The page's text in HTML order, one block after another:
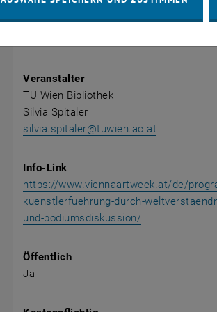
TU Wien Bibliothek
1040 Wien
Veranstalter
TU Wien Bibliothek
Silvia Spitaler
silvia.spitaler@tuwien.ac.at
Info-Link
https://www.viennaartweek.at/de/
kuenstlerfuehrung-durch-
und-podiumsdiskussion/
Öffentlich
Ja